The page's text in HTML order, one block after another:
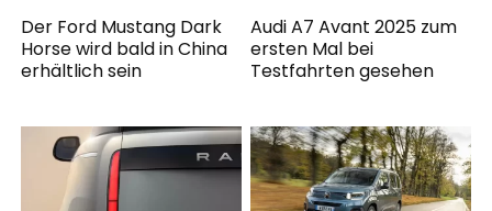
Der Ford Mustang Dark
Horse wird bald in China
erhältlich sein
Audi A7 Avant 2025 zum
ersten Mal bei
Testfahrten gesehen